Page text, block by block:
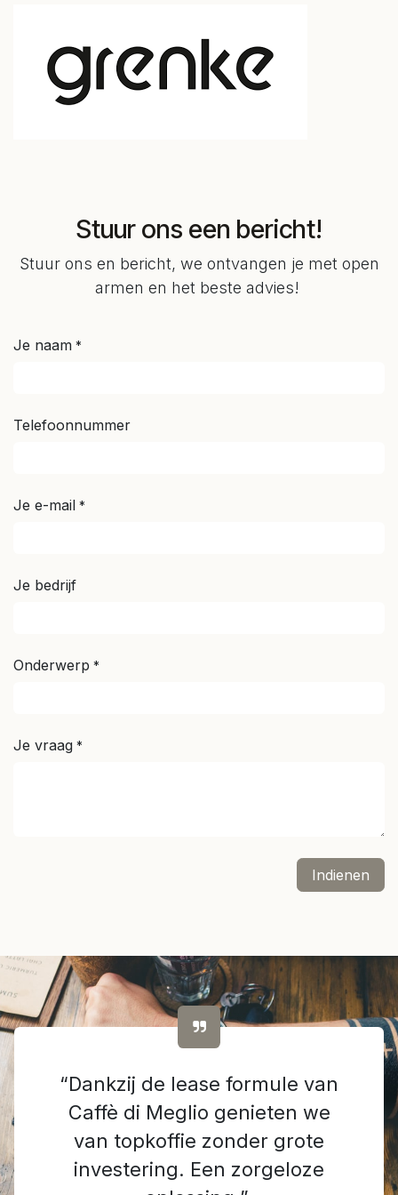
Stuur ons een bericht!
Stuur ons en bericht, we ontvangen je met open
armen en het beste advies!
Je naam *
Telefoonnummer
Je e-mail *
Je bedrijf
Onderwerp *
Je vraag *
Indienen
“Dankzij de lease formule van
Caffè di Meglio genieten we
van topkoffie zonder grote
investering. Een zorgeloze